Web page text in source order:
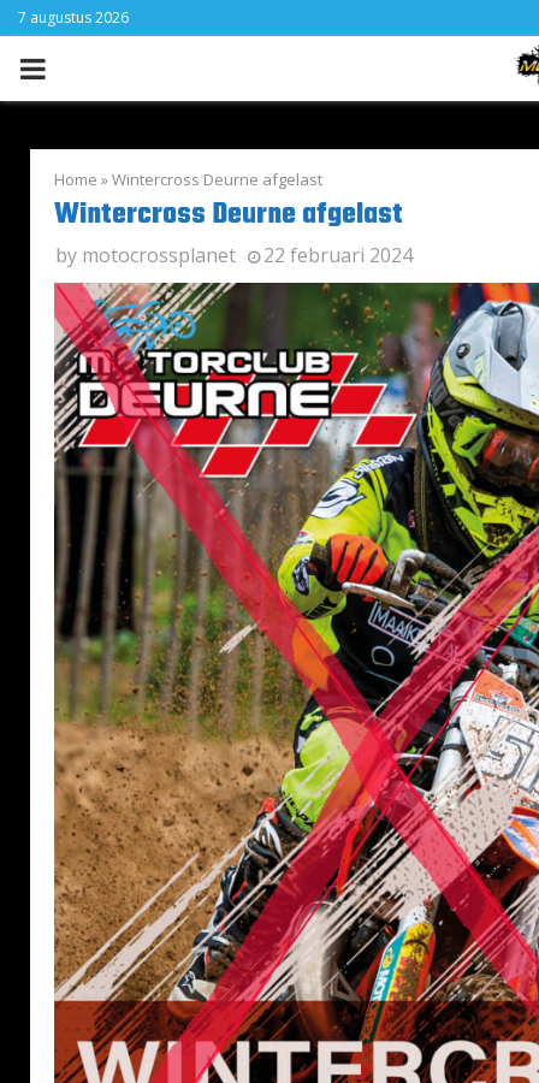
7 augustus 2026
PRIMARY
Home »Wintercross Deurne afgelast
Wintercross Deurne afgelast
by motocrossplanet 22 februari 2024